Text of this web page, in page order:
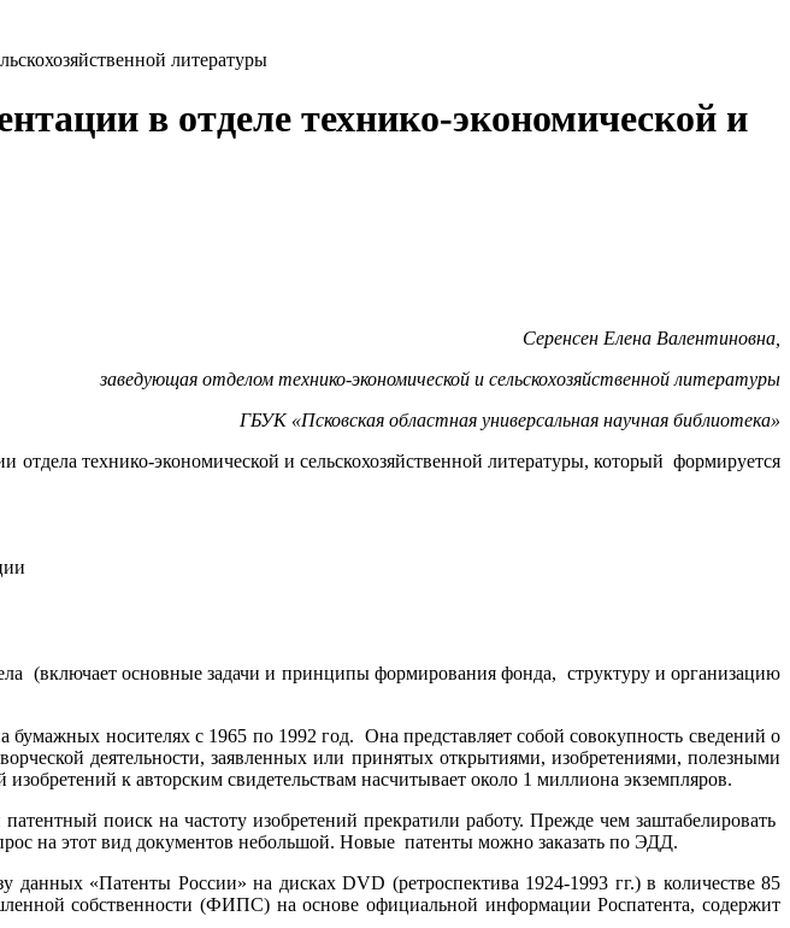
литературы
в отделе технико-экономической и
Серенсен Елена Валентиновна,
заведующая отделом технико-экономической и сельскохозяйственной литературы
ГБУК «Псковская областная универсальная научная библиотека»
технико-экономической и сельскохозяйственной литературы, который формируется
(включает основные задачи и принципы формирования фонда, структуру и организацию
носителях с 1965 по 1992 год. Она представляет собой совокупность сведений о
деятельности, заявленных или принятых открытиями, изобретениями, полезными
к авторским свидетельствам насчитывает около 1 миллиона экземпляров.
поиск на частоту изобретений прекратили работу. Прежде чем заштабелировать
на этот вид документов небольшой. Новые патенты можно заказать по ЭДД.
«Патенты России» на дисках DVD (ретроспектива 1924-1993 гг.) в количестве 85
собственности (ФИПС) на основе официальной информации Роспатента, содержит